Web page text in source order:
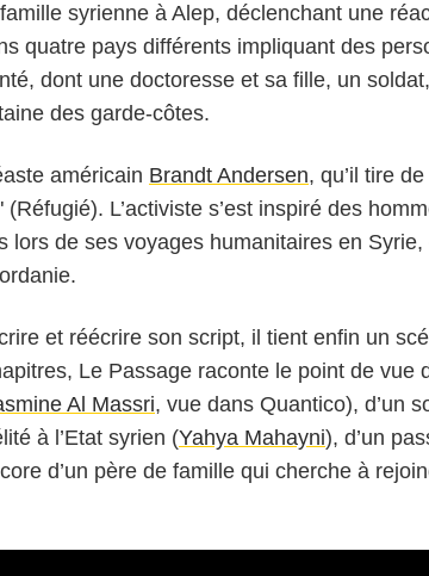
syrienne à Alep, déclen­chant une
quatre pays dif­fé­rents impli­quant des
dont une doc­to­resse et sa fille, un
des garde-côtes.
américain Brandt Andersen, qu’il tire
L’activiste s’est inspiré des
lors de ses voyages humanitaires en Syrie,
et réécrire son script, il tient enfin un
Le Passage raconte le point de vue
Al Massri, vue dans Quantico), d’un
à l’Etat syrien (Yahya Mahayni), d’un
d’un père de famille qui cherche à